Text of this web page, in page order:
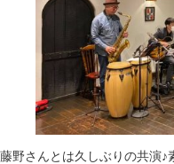
藤野さんとは久しぶりの共演